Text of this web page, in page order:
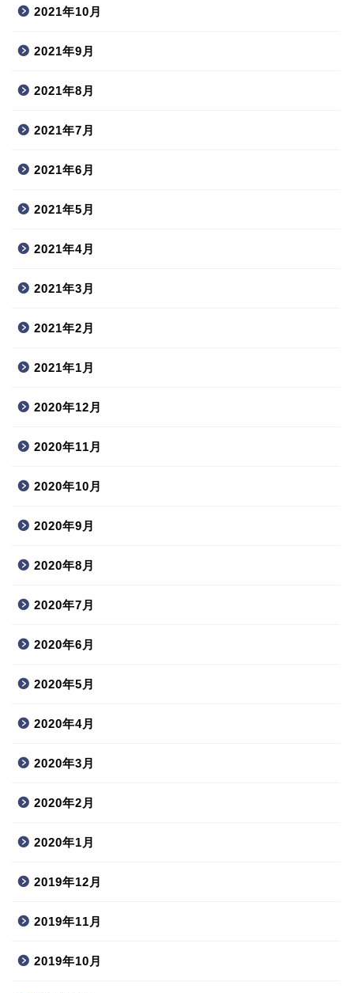
2021年10月
2021年9月
2021年8月
2021年7月
2021年6月
2021年5月
2021年4月
2021年3月
2021年2月
2021年1月
2020年12月
2020年11月
2020年10月
2020年9月
2020年8月
2020年7月
2020年6月
2020年5月
2020年4月
2020年3月
2020年2月
2020年1月
2019年12月
2019年11月
2019年10月